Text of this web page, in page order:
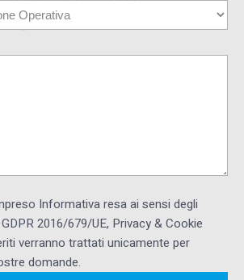
Informativa resa ai ​sensi degli
2016/679/UE, Privacy & Cookie
verranno trattati unicamente per
domande.